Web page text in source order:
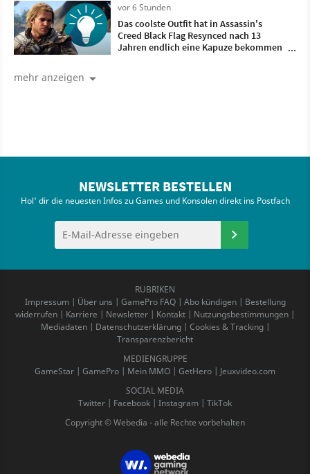
vor 6 Stunden
Das coolste Outfit hat in Assassin's
Creed Black Flag Resynced nach 13
Jahren endlich eine Kapuze bekommen
mehr anzeigen
NEWSLETTER BESTELLEN
Hol' dir die neuesten Infos zu Games und Konsolen direkt ins Postfach
RUBRIKEN
Impressum| Über uns | GamePro FAQ| Abo kündigen| Bestellung
widerrufen | Karriere | Newsletter | Kontakt | Nutzungsbestimmungen |
Mediadaten| Datenschutzerklärung| Cookies & Tracking|
Transparenzbericht
MEDIENGRUPPE
GameStar | GamePro | Mein MMO | GetHero | Jeuxvideo.com
SOCIAL MEDIA
Twitter | Facebook | Instagram | TikTok
Copyright © Webedia - alle Rechte vorbehalten